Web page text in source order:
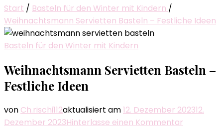
Start / Basteln für den Winter mit Kindern /
Weihnachtsmann Servietten Basteln – Festliche Ideen
Basteln für den Winter mit Kindern
Weihnachtsmann Servietten Basteln –
Festliche Ideen
von Ch.rischi112aktualisiert am12. Dezember 202312.
Dezember 2023Hinterlasse einen Kommentar